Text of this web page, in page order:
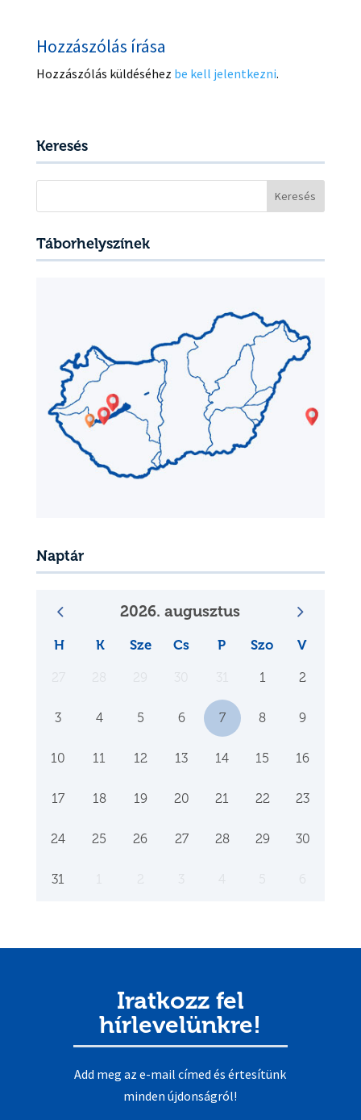
Hozzászólás írása
Hozzászólás küldéséhez be kell jelentkezni.
Keresés
Táborhelyszínek
Naptár
2026. augusztus
H K Sze Cs P Szo V
1 2
3 4 5 6 7 8 9
10 11 12 13 14 15 16
17 18 19 20 21 22 23
24 25 26 27 28 29 30
31
Iratkozz fel
hírlevelünkre!
Add meg az e-mail címed és értesítünk
minden újdonságról!